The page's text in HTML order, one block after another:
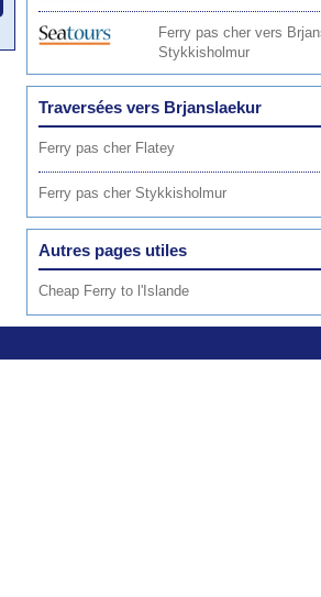
Ferry pas cher vers
Stykkisholmur
Traversées vers Brjanslaekur
Ferry pas cher Flatey
Ferry pas cher Stykkisholmur
Autres pages utiles
Cheap Ferry to l'Islande